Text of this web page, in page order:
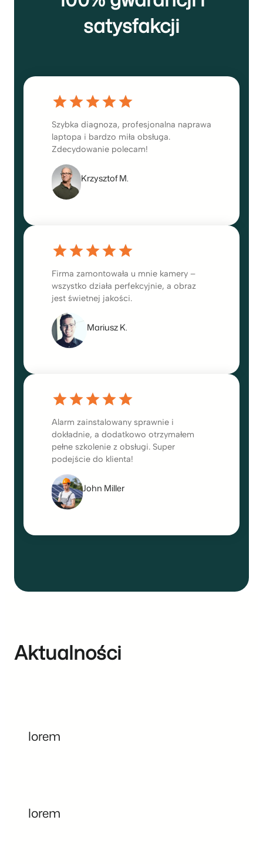
satysfakcji
Szybka diagnoza, profesjonalna naprawa
laptopa i bardzo miła obsługa.
Zdecydowanie polecam!
Krzysztof M.
Firma zamontowała u mnie kamery –
wszystko działa perfekcyjnie, a obraz
jest świetnej jakości.
Mariusz K.
Alarm zainstalowany sprawnie i
dokładnie, a dodatkowo otrzymałem
pełne szkolenie z obsługi. Super
podejście do klienta!
John Miller
Aktualności
lorem
lorem